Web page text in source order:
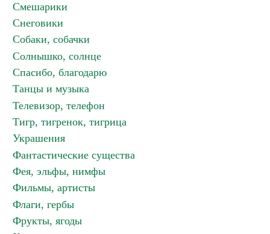
Смешарики
Снеговики
Собаки, собачки
Солнышко, солнце
Спасибо, благодарю
Танцы и музыка
Телевизор, телефон
Тигр, тигренок, тигрица
Украшения
Фантастические существа
Фея, эльфы, нимфы
Фильмы, артисты
Флаги, гербы
Фрукты, ягоды